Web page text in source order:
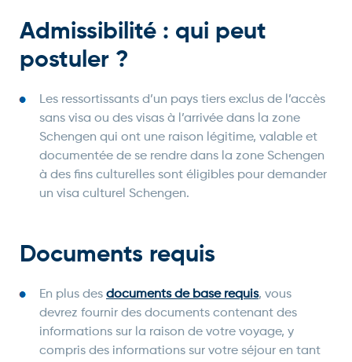
Admissibilité : qui peut
postuler ?
Les ressortissants d’un pays tiers exclus de l’accès
sans visa ou des visas à l’arrivée dans la zone
Schengen qui ont une raison légitime, valable et
documentée de se rendre dans la zone Schengen
à des fins culturelles sont éligibles pour demander
un visa culturel Schengen.
Documents requis
En plus des documents de base requis, vous
devrez fournir des documents contenant des
informations sur la raison de votre voyage, y
compris des informations sur votre séjour en tant